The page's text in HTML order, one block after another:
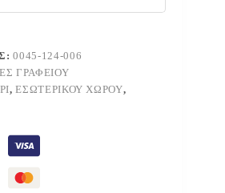
0045-124-006
ΓΡΑΦΕΊΟΥ
,ΕΣΩΤΕΡΙΚΟΎ ΧΏΡΟΥ,